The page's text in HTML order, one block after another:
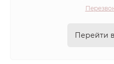
Перейти